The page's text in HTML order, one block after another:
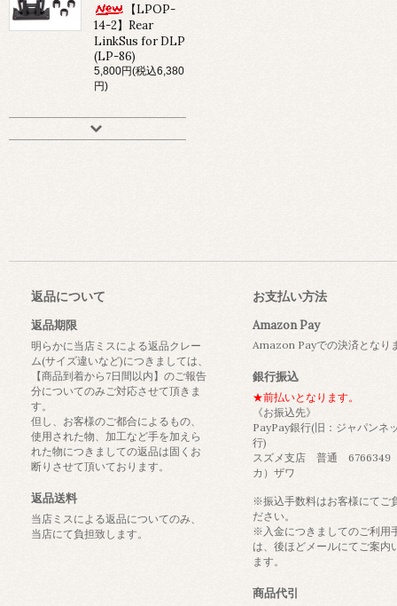
【LPOP-
14-2】Rear
LinkSus for DLP
(LP-86)
5,800円(税込6,380
円)
返品について
返品期限
明らかに当店ミスによる返品クレー
ム(サイズ違いなど)につきましては、
【商品到着から7日間以内】のご報告
分についてのみご対応させて頂きま
す。
但し、お客様のご都合によるもの、
使用された物、加工など手を加えら
れた物につきましての返品は固くお
断りさせて頂いております。
返品送料
当店ミスによる返品についてのみ、
当店にて負担致します。
お支払い方法
Amazon Pay
Amazon Payでの決済となり
銀行振込
★前払いとなります。
《お振込先》
PayPay銀行(旧：ジャパンネ
行)
スズメ支店 普通 6766349
カ）ザワ
※振込手数料はお客様にてご
ださい。
※入金につきましてのご利用
は、後ほどメールにてご案内
ます。
商品代引